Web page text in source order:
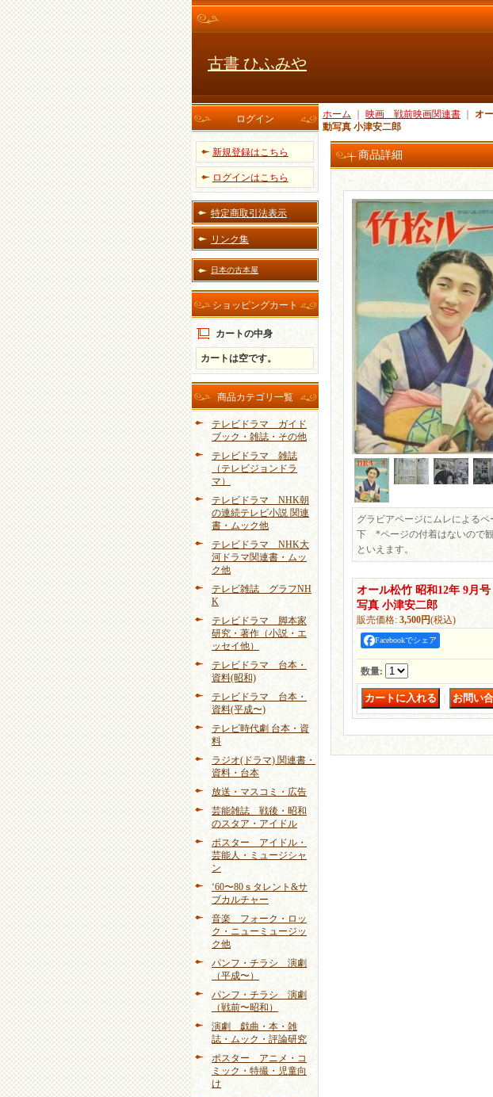
古書 ひふみや
ログイン
新規登録はこちら
ログインはこちら
特定商取引法表示
リンク集
日本の古本屋
ショッピングカート
カートの中身
カートは空です。
商品カテゴリ一覧
テレビドラマ ガイド
ブック・雑誌・その他
テレビドラマ 雑誌
（テレビジョンドラ
マ）
テレビドラマ NHK朝
の連続テレビ小説 関連
書・ムック他
テレビドラマ NHK大
河ドラマ関連書・ムッ
ク他
テレビ雑誌 グラフNH
K
テレビドラマ 脚本家
研究・著作（小説・エ
ッセイ他）
テレビドラマ 台本・
資料(昭和)
テレビドラマ 台本・
資料(平成〜)
テレビ時代劇 台本・資
料
ラジオ(ドラマ) 関連書・
資料・台本
放送・マスコミ・広告
芸能雑誌 戦後・昭和
のスタア・アイドル
ポスター アイドル・
芸能人・ミュージシャ
ン
‘60〜80ｓタレント&サ
ブカルチャー
音楽 フォーク・ロッ
ク・ニューミュージッ
ク他
パンフ・チラシ 演劇
（平成〜）
パンフ・チラシ 演劇
（戦前〜昭和）
演劇 戯曲・本・雑
誌・ムック・評論研究
ポスター アニメ・コ
ミック・特撮・児童向
け
ホーム 映画 戦前映画関連書
オ
動写真 小津安二郎
商品詳細
グラビアページにムレによる
下 *ページの付着はないので
といえます。
オール松竹 昭和12年 9月
写真 小津安二郎
販売価格: 3,500円(税込)
Facebookでシェア
数量: